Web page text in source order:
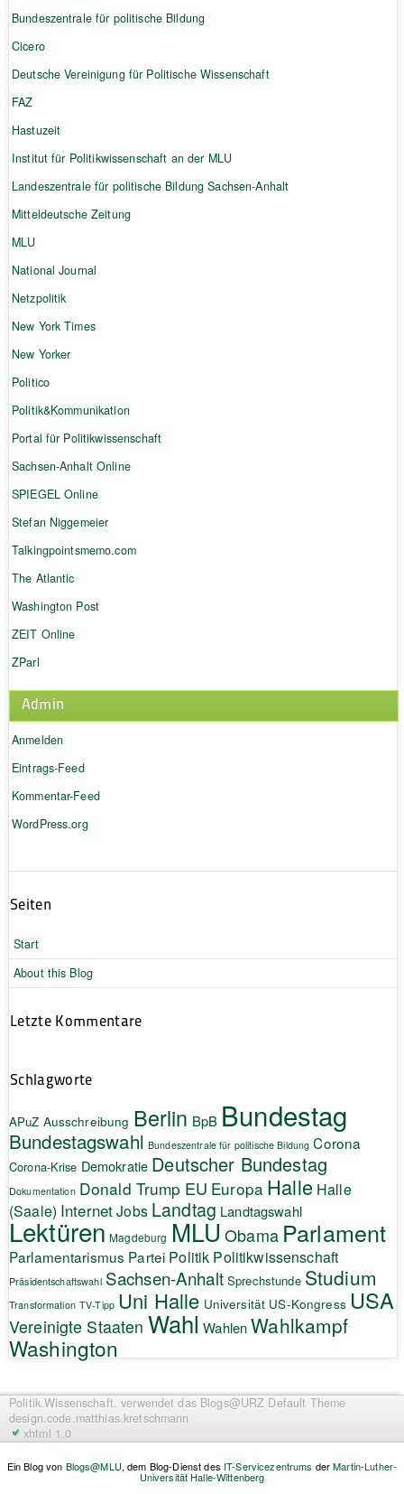
Bundeszentrale für politische Bildung
Cicero
Deutsche Vereinigung für Politische Wissenschaft
FAZ
Hastuzeit
Institut für Politikwissenschaft an der MLU
Landeszentrale für politische Bildung Sachsen-Anhalt
Mitteldeutsche Zeitung
MLU
National Journal
Netzpolitik
New York Times
New Yorker
Politico
Politik&Kommunikation
Portal für Politikwissenschaft
Sachsen-Anhalt Online
SPIEGEL Online
Stefan Niggemeier
Talkingpointsmemo.com
The Atlantic
Washington Post
ZEIT Online
ZParl
Admin
Anmelden
Eintrags-Feed
Kommentar-Feed
WordPress.org
Seiten
Start
About this Blog
Letzte Kommentare
Schlagworte
APuZ Ausschreibung Berlin BpB Bundestag
Bundestagswahl Bundeszentrale für politische Bildung Corona
Corona-Krise Demokratie Deutscher Bundestag
Dokumentation Donald Trump EU Europa Halle Halle
(Saale) InternetJobs Landtag Landtagswahl
Lektüren Magdeburg MLU Obama Parlament
Parlamentarismus Partei Politik Politikwissenschaft
Präsidentschaftswahl Sachsen-Anhalt Sprechstunde Studium
Transformation TV-Tipp Uni Halle Universität US-Kongress USA
Vereinigte Staaten Wahl Wahlen Wahlkampf
Washington
Politik.Wissenschaft. verwendet das Blogs@URZ Default Theme
design.code. matthias.kretschmann
xhtml 1.0
Ein Blog von Blogs@MLU, dem Blog-Dienst des IT-Servicezentrums derMartin-Luther-
Universität Halle-Wittenberg